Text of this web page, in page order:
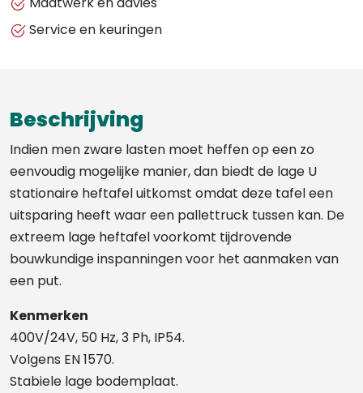
Service en keuringen
Beschrijving
Indien men zware lasten moet heffen op een zo
eenvoudig mogelijke manier, dan biedt de lage U
stationaire heftafel uitkomst omdat deze tafel een
uitsparing heeft waar een pallettruck tussen kan. De
extreem lage heftafel voorkomt tijdrovende
bouwkundige inspanningen voor het aanmaken van
een put.
Kenmerken
400V/24V, 50 Hz, 3 Ph, IP54.
Volgens EN 1570.
Stabiele lage bodemplaat.